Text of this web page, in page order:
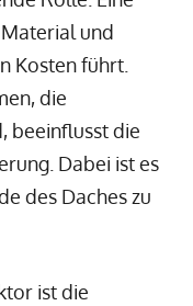
und
Kosten führt.
die
beeinflusst die
Dabei ist es
des Daches zu
ist die